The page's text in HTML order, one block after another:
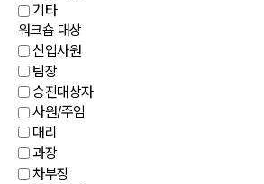
기타
워크숍 대상
신입사원
팀장
승진대상자
사원/주임
대리
과장
차부장